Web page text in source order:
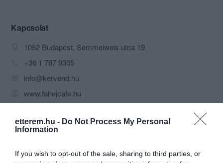
etterem.hu - Do Not Process My Personal
Information
If you wish to opt-out of the sale, sharing to third parties, or
Kapcsolat
1052 Budapest, Semmelweis utca 19.
+36 1 787 9305
info@kervend.hu
www.fahejcafe.hu